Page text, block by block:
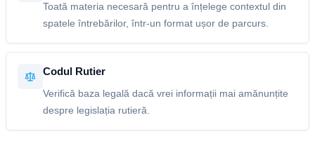
Toată materia necesară pentru a înțelege contextul din
spatele întrebărilor, într-un format ușor de parcurs.
Codul Rutier
Verifică baza legală dacă vrei informații mai amănunțite
despre legislația rutieră.